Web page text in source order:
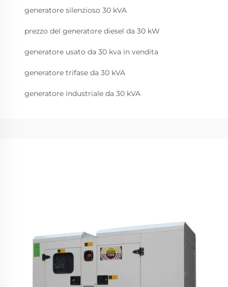
generatore silenzioso 30 kVA
prezzo del generatore diesel da 30 kW
generatore usato da 30 kva in vendita
generatore trifase da 30 kVA
generatore industriale da 30 kVA